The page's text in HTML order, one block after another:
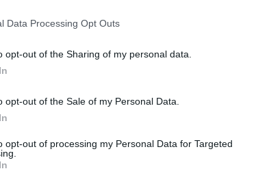
Data Processing Opt Outs
opt-out of the Sharing of my personal data.
opt-out of the Sale of my Personal Data.
opt-out of processing my Personal Data for Targeted
för er?
dig under 2021? Motivera.
Stigberget för att de verkar ha en imponerande